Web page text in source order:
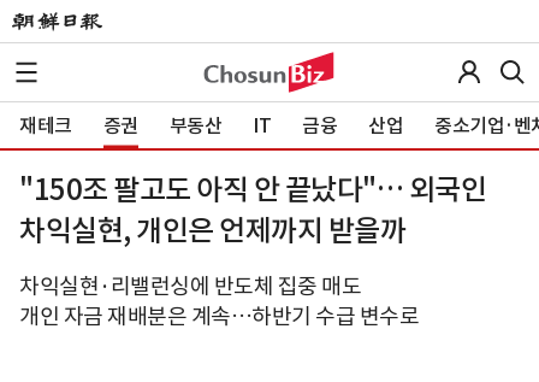
재테크 증권 부동산 IT 금융 산업 중소기업·벤
"150조 팔고도 아직 안 끝났다"… 외국인
차익실현, 개인은 언제까지 받을까
차익실현·리밸런싱에 반도체 집중 매도
개인 자금 재배분은 계속…하반기 수급 변수로